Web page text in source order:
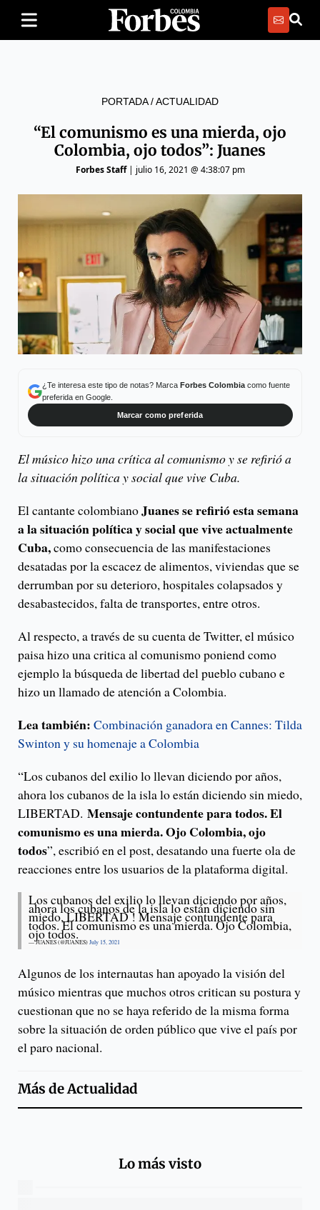
PORTADA/ACTUALIDAD
“El comunismo es una mierda, ojo
Colombia, ojo todos”: Juanes
Forbes Staff| julio 16, 2021 @ 4:38:07 pm
¿Te interesa este tipo de notas? Marca Forbes Colombiacomo fuente
preferida en Google.
Marcar como preferida
El músico hizo una crítica al comunismo y se refirió a
la situación política y social que vive Cuba.
El cantante colombianoJuanes se refirió esta semana
a la situación política y social que vive actualmente
Cuba,como consecuencia de las manifestaciones
desatadas por la escacez de alimentos, viviendas que se
derrumban por su deterioro, hospitales colapsados y
desabastecidos, falta de transportes, entre otros.
Al respecto, a través de su cuenta de Twitter, el músico
paisa hizo una critica al comunismo poniend como
ejemplo la búsqueda de libertad del pueblo cubano e
hizo un llamado de atención a Colombia.
Lea también: Combinación ganadora en Cannes: Tilda
Swinton y su homenaje a Colombia
“Los cubanos del exilio lo llevan diciendo por años,
ahora los cubanos de la isla lo están diciendo sin miedo,
LIBERTAD. Mensaje contundente para todos. El
comunismo es una mierda. Ojo Colombia, ojo
todos”, escribió en el post, desatando una fuerte ola de
reacciones entre los usuarios de la plataforma digital.
Los cubanos del exilio lo llevan diciendo por años,
ahora los cubanos de la isla lo están diciendo sin
miedo, LIBERTAD ! Mensaje contundente para
todos. El comunismo es una mierda. Ojo Colombia,
ojo todos.
— JUANES (@JUANES) July 15, 2021
Algunos de los internautas han apoyado la visión del
músico mientras que muchos otros critican su postura y
cuestionan que no se haya referido de la misma forma
sobre la situación de orden público que vive el país por
el paro nacional.
Más deActualidad
Lo más visto